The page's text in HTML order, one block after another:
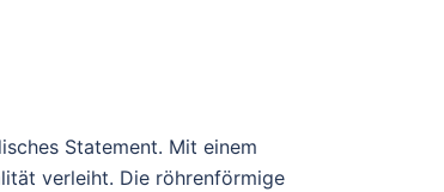
Statement. Mit einem
verleiht. Die röhrenförmige